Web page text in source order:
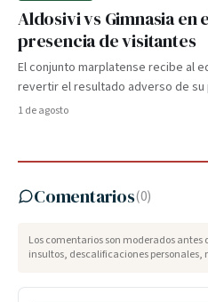
Aldosivi vs Gimnasia en
presencia de visitantes
El conjunto marplatense recibe al
revertir el resultado adverso de
1 de agosto
Comentarios(0)
Los comentarios son moderados antes
insultos, descalificaciones personales,